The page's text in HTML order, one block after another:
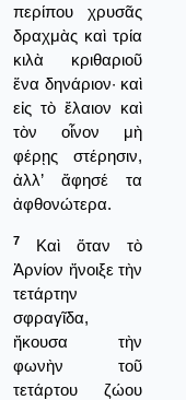
περίπου χρυσᾶς
δραχμὰς καὶ τρία
κιλὰ κριθαριοῦ
ἕνα δηνάριον· καὶ
εἰς τὸ ἔλαιον καὶ
τὸν οἶνον μὴ
φέρῃς στέρησιν,
ἀλλ’ ἄφησέ τα
ἀφθονώτερα.
7
Καὶ ὅταν τὸ
Ἀρνίον ἤνοιξε τὴν
τετάρτην
σφραγῖδα,
ἤκουσα τὴν
φωνὴν τοῦ
τετάρτου ζώου